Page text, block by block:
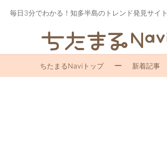
毎日3分でわかる！知多半島のトレンド発見サイト
ちたまるNaviトップ 新着記事